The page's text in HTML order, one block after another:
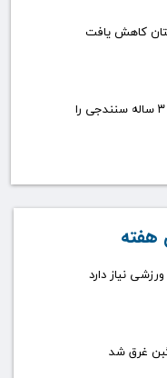
کاهش یافت
سگ بلاصاحب جان کودک ۳ ساله سنندجی را
نیاز دارد
غرق شد
هفته